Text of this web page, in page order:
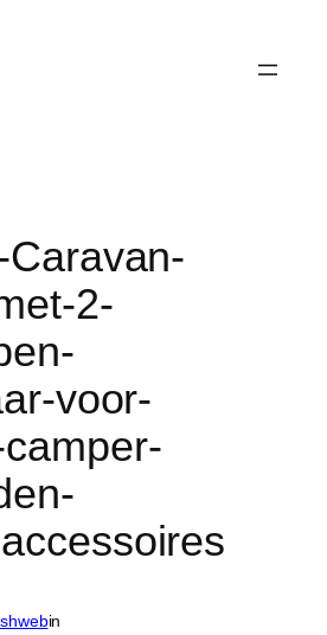
2-
voor-
in